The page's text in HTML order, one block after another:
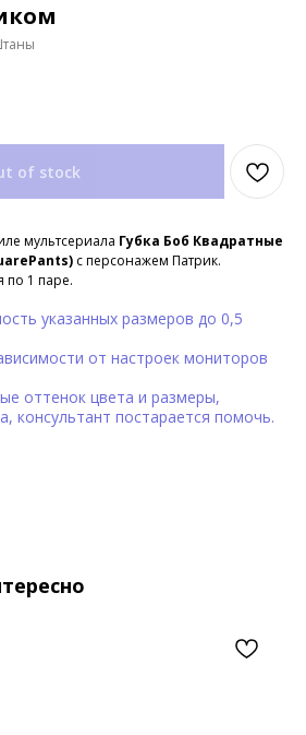
of stock
мультсериала Губка Боб Квадратные
с персонажем Патрик.
по 1 паре.
указанных размеров до 0,5
от настроек мониторов
оттенок цвета и размеры,
консультант постарается помочь.